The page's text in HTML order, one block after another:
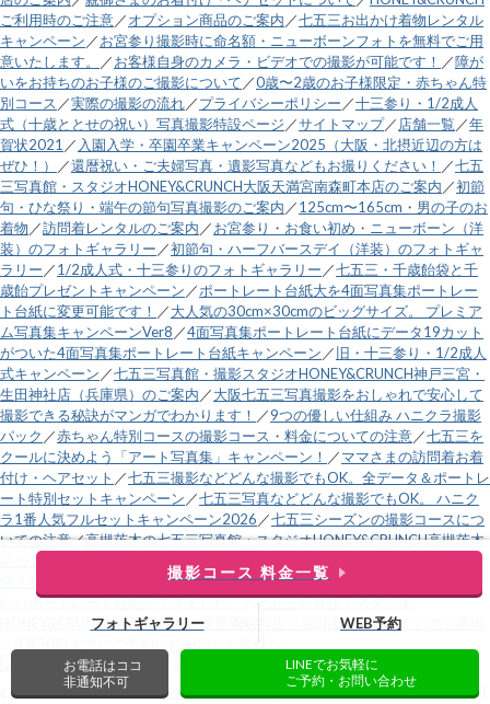
撮影コース 料金一覧
フォトギャラリー WEB予約
お電話はココ
非通知不可
LINEでお気軽に
ご予約・お問い合わせ
ご利用時のご注意／オプション商品のご案内 ／七五三お出かけ着物レンタル
キャンペーン ／お宮参り撮影時に命名額・ニューボーンフォトを無料でご用
意いたします。
／お客様自身のカメラ・ビデオでの撮影が可能です！ ／障が
いをお持ちのお子様のご撮影について ／0歳〜2歳のお子様限定・赤ちゃん特
別コース ／実際の撮影の流れ／プライバシーポリシー ／十三参り・1/2成人
式（十歳ととせの祝い）写真撮影特設ページ ／サイトマップ／ 店舗一覧 ／年
賀状2021 ／ 入園入学・卒園卒業キャンペーン2025（大阪・北摂近辺の方は
ぜひ！）
／還暦祝い・ご夫婦写真・遺影写真などもお撮りください！ ／七五
三写真館・スタジオHONEY&CRUNCH大阪天満宮南森町本店のご案内 ／初節
句・ひな祭り・端午の節句写真撮影のご案内 ／125cm〜165cm・男の子のお
着物 ／訪問着レンタルのご案内 ／お宮参り・お食い初め・ニューボーン（洋
装）のフォトギャラリー ／初節句・ハーフバースデイ（洋装）のフォトギャ
ラリー ／1/2成人式・十三参りのフォトギャラリー ／七五三・千歳飴袋と千
歳飴プレゼントキャンペーン ／ポートレート台紙大を4面写真集ポートレー
ト台紙に変更可能です！ ／大人気の30cm×30cmのビッグサイズ。 プレミア
ム写真集キャンペーンVer8 ／4面写真集ポートレート台紙にデータ19カット
がついた4面写真集ポートレート台紙キャンペーン ／旧・十三参り・1/2成人
式キャンペーン ／七五三写真館・撮影スタジオHONEY&CRUNCH神戸三宮・
生田神社店（兵庫県）のご案内 ／大阪七五三写真撮影をおしゃれで安心して
撮影できる秘訣がマンガでわかります！ ／9つの優しい仕組み ハニクラ撮影
パック ／赤ちゃん特別コースの撮影コース・料金についての注意／七五三を
クールに決めよう「アート写真集」キャンペーン！ ／ママさまの訪問着お着
付け・ヘアセット ／七五三撮影などどんな撮影でもOK。全データ＆ポートレ
ート特別セットキャンペーン ／七五三写真などどんな撮影でもOK。 ハニク
ラ1番人気フルセットキャンペーン2026 ／七五三シーズンの撮影コースにつ
いての注意／高槻茨木の七五三写真館・スタジオHONEY&CRUNCH高槻茨木
店のご案内
直近土日祝の
緑と黒の市松模様と麻の葉模様の、鬼のようにカッコ
いいポートレート台紙ができました。／七五三写真館・スタジオ
HONEY&CRUNCH寝屋川枚方・香里園駅前店（成田山不動尊すぐ）のご案内
3月30日までにご予約いただいたお客様へ
大阪で七五三の子供写真館撮影スタジオなら【ハニーアンドクランチ】. all